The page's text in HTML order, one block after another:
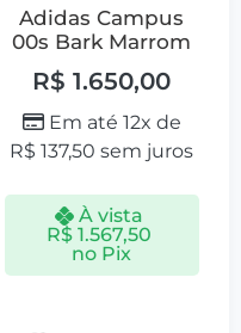
Adidas Campus
00s Bark Marrom
R$ 1.650,00
Em até 12x de
R$ 137,50 sem juros
À vista
R$ 1.567,50
no Pix